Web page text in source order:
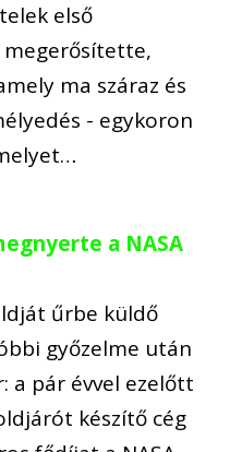
első
ma száraz és
- egykoron
a NASA
űrbe küldő
győzelme után
a pár évvel ezelőtt
készítő cég